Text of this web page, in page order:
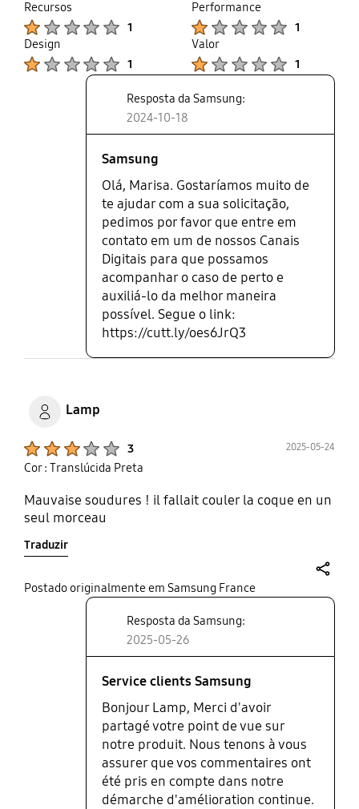
up
Recursos
1
Performance
1
Design
1
Valor
1
Resposta da Samsung:
2024-10-18
Samsung
Olá, Marisa. Gostaríamos muito de
te ajudar com a sua solicitação,
pedimos por favor que entre em
contato em um de nossos Canais
Digitais para que possamos
acompanhar o caso de perto e
auxiliá-lo da melhor maneira
possível. Segue o link:
https://cutt.ly/oes6JrQ3
Lamp
3 2025-05-24
Cor : Translúcida Preta
Mauvaise soudures ! il fallait couler la coque en un
seul morceau
Traduzir
Postado originalmente em Samsung France
Resposta da Samsung:
2025-05-26
Service clients Samsung
Bonjour Lamp, Merci d'avoir
partagé votre point de vue sur
notre produit. Nous tenons à vous
assurer que vos commentaires ont
été pris en compte dans notre
démarche d'amélioration continue.